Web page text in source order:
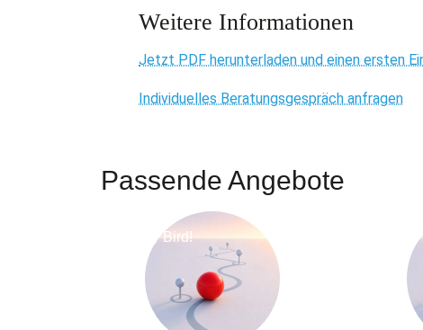
Weitere Informationen
Jetzt PDF herunterladen und einen ersten
Individuelles Beratungsgespräch anfragen
Passende Angebote
Early Bird!